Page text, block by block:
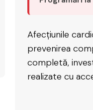
Afecțiunile
prevenirea
completă,
realizate cu